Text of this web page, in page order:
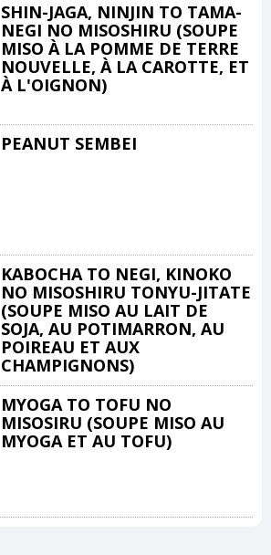
SHIN-JAGA, NINJIN TO TAMA-
NEGI NO MISOSHIRU (SOUPE
MISO À LA POMME DE TERRE
NOUVELLE, À LA CAROTTE, ET
À L'OIGNON)
PEANUT SEMBEI
KABOCHA TO NEGI, KINOKO
NO MISOSHIRU TONYU-JITATE
(SOUPE MISO AU LAIT DE
SOJA, AU POTIMARRON, AU
POIREAU ET AUX
CHAMPIGNONS)
MYOGA TO TOFU NO
MISOSIRU (SOUPE MISO AU
MYOGA ET AU TOFU)